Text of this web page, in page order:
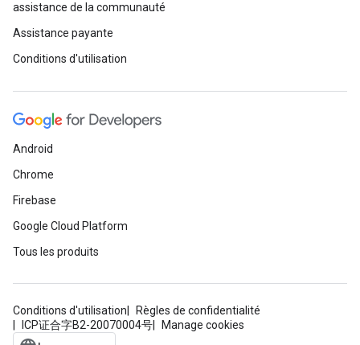
assistance de la communauté
Assistance payante
Conditions d'utilisation
Android
Chrome
Firebase
Google Cloud Platform
Tous les produits
Conditions d'utilisation
Règles de confidentialité
ICP证合字B2-20070004号
Manage cookies